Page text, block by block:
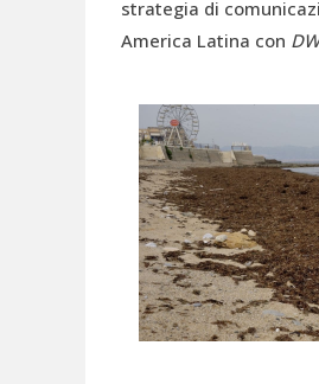
strategia di
America Latina con